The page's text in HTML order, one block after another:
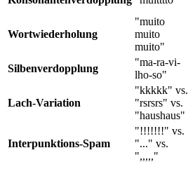
Wortwiederholung
"muito
muito
muito"
Silbenverdopplung
"ma-ra-vi-
lho-so"
Lach-Variation
"kkkkk" vs.
"rsrsrs" vs.
"haushaus"
Interpunktions-Spam
"!!!!!!!" vs.
"..." vs.
",,,,,"